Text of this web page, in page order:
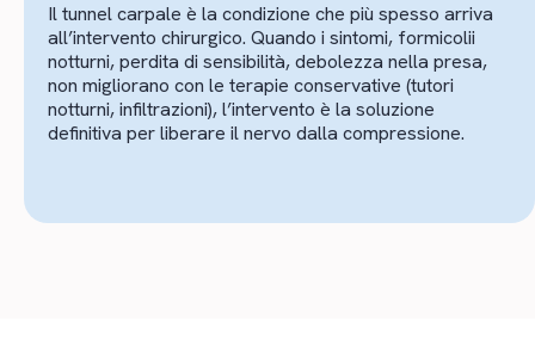
Il tunnel carpale è la condizione che più spesso arriva
all’intervento chirurgico. Quando i sintomi, formicolii
notturni, perdita di sensibilità, debolezza nella presa,
non migliorano con le terapie conservative (tutori
notturni, infiltrazioni), l’intervento è la soluzione
definitiva per liberare il nervo dalla compressione.